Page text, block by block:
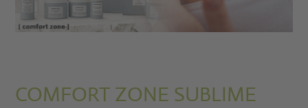
COMFORT ZONE SUBLIME